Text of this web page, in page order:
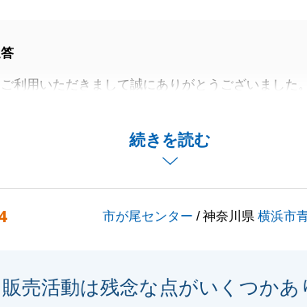
続きを読む
利用いただきまして誠にありがとうございました。
して改めて御礼申し上げます。
いいたします。市が尾センター / 神奈川県横浜市
販売活動は残念な点がいくつかあ